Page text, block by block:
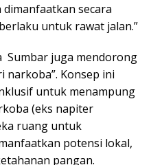
secara
untuk rawat jalan.”
Sumbar juga mendorong
narkoba”. Konsep ini
untuk menampung
(eks napiter
ruang untuk
potensi lokal,
pangan.